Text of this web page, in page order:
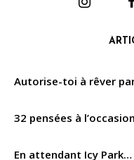
Autorise-toi à rêver
32 pensées à
En attendant Icy Park…